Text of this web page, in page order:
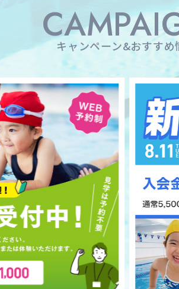
キャンペーン&おすすめ